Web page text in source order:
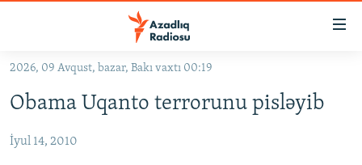
Əsas
qayıt
naviqasiyaya
KORRUPSIOMETR
2026, 09 Avqust, bazar, Bakı vaxtı 00:19
Obama Uqanto terrorunu pisləyib
İyul 14, 2010